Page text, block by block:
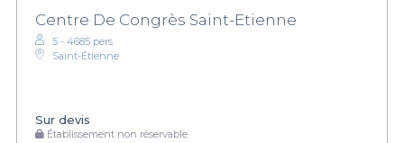
Centre De Congrès Saint-Etienne
5 - 4685 pers.
Saint-Étienne
Sur devis
Établissement non réservable